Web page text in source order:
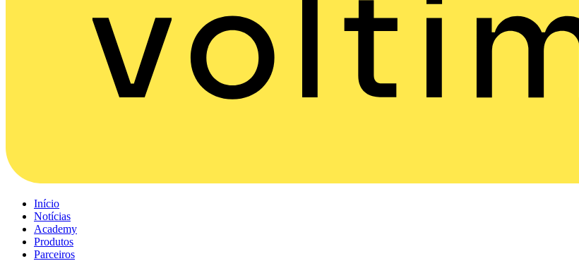
Início
Notícias
Academy
Produtos
Parceiros